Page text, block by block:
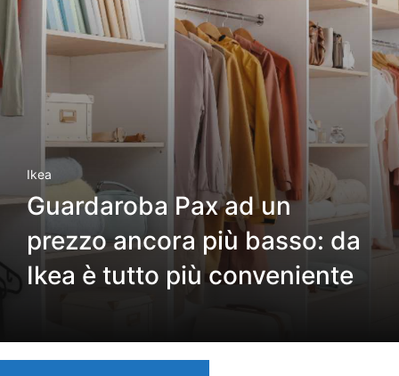
Ikea
Guardaroba Pax ad un
prezzo ancora più basso: da
Ikea è tutto più conveniente